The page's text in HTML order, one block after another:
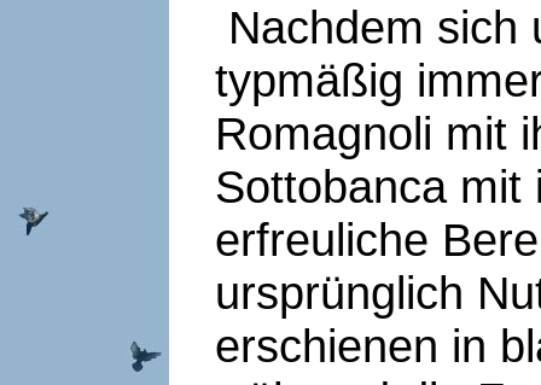
Nachdem sich
typmäßig
Romagnoli mit
Sottobanca mit
erfreuliche
ursprünglich
erschienen in